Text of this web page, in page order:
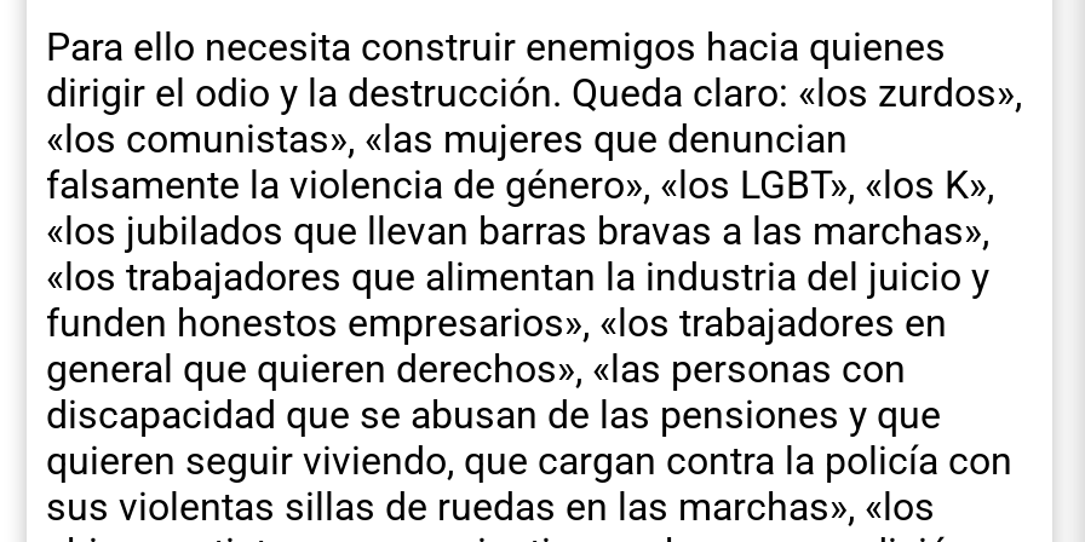
Para ello necesita construir enemigos hacia quienes
dirigir el odio y la destrucción. Queda claro: «los zurdos»,
«los comunistas», «las mujeres que denuncian
falsamente la violencia de género», «los LGBT», «los K»,
«los jubilados que llevan barras bravas a las marchas»,
«los trabajadores que alimentan la industria del juicio y
funden honestos empresarios», «los trabajadores en
general que quieren derechos», «las personas con
discapacidad que se abusan de las pensiones y que
quieren seguir viviendo, que cargan contra la policía con
sus violentas sillas de ruedas en las marchas», «los